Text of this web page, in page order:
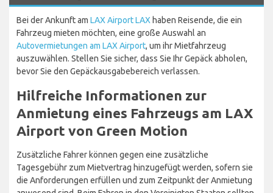
Bei der Ankunft am LAX Airport LAX haben Reisende, die ein
Fahrzeug mieten möchten, eine große Auswahl an
Autovermietungen am LAX Airport, um ihr Mietfahrzeug
auszuwählen. Stellen Sie sicher, dass Sie Ihr Gepäck abholen,
bevor Sie den Gepäckausgabebereich verlassen.
Hilfreiche Informationen zur
Anmietung eines Fahrzeugs am LAX
Airport von Green Motion
Zusätzliche Fahrer können gegen eine zusätzliche
Tagesgebühr zum Mietvertrag hinzugefügt werden, sofern sie
die Anforderungen erfüllen und zum Zeitpunkt der Anmietung